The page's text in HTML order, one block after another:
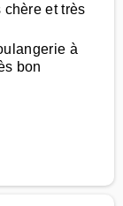
et très
à
bon